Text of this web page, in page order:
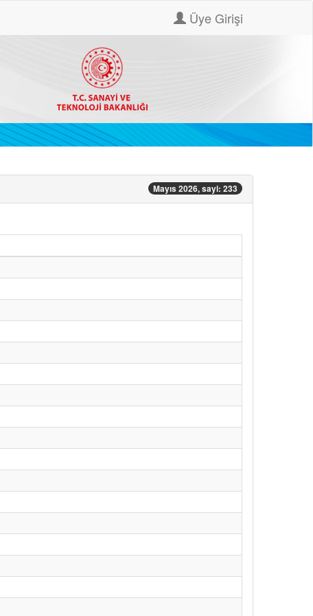
Üye Girişi
Mayıs 2026, sayi: 233